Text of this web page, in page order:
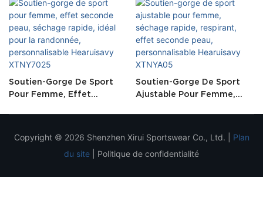
Soutien-Gorge De Sport
Pour Femme, Effet
Personnalisable Hearuisavy
Soutien-Gorge De Sport
Ajustable Pour Femme,
Personnalisable Hearuisavy
XTNYA05
Copyright © 2026 Shenzhen Xirui Sportswear Co., Ltd. |
Plan
du site
Politique de confidentialité